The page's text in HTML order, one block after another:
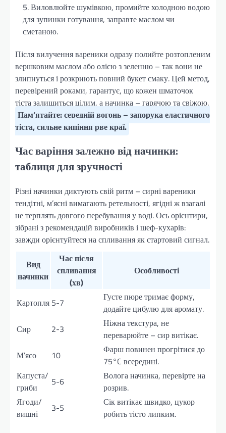
Виловлюйте шумівкою, промийте холодною водою
для зупинки готування, заправте маслом чи
сметаною.
Після вилучення вареники одразу полийте розтопленим
вершковим маслом або олією з зеленню – так вони не
злипнуться і розкриють повний букет смаку. Цей метод,
перевірений роками, гарантує, що кожен шматочок
тіста залишиться цілим, а начинка – гарячою та свіжою.
Пам’ятайте: середній вогонь – запорука еластичного
тіста, сильне кипіння рве краї.
Час варіння залежно від начинки:
таблиця для зручності
Різні начинки диктують свій ритм – сирні вареники
тендітні, м’ясні вимагають ретельності, ягідні ж взагалі
не терплять довгого перебування у воді. Ось орієнтири,
зібрані з рекомендацій виробників і шеф-кухарів:
завжди орієнтуйтеся на спливання як стартовий сигнал.
Вид
начинки
Час після
спливання
(хв)
Особливості
Картопля 5-7
Густе пюре тримає форму,
додайте цибулю для аромату.
Сир
2-3
Ніжна текстура, не
переварюйте – сир витікає.
М’ясо
10
Фарш повинен прогрітися до
75°C всередині.
Капуста/
гриби
5-6
Волога начинка, перевірте на
розрив.
Ягоди/
вишні
3-5
Сік витікає швидко, цукор
робить тісто липким.